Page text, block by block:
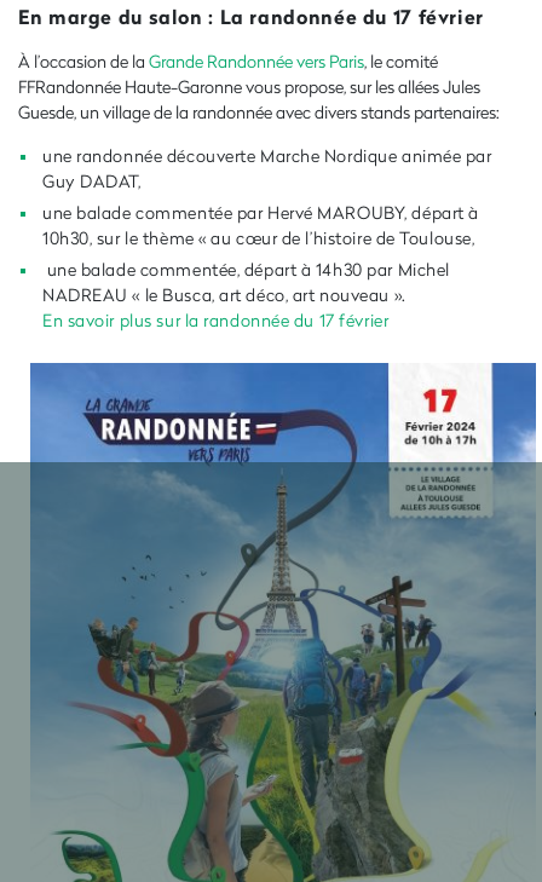
En marge du salon : La randonnée du 17 février
À l’occasion de la Grande Randonnée vers Paris, le comité
FFRandonnée Haute-Garonne vous propose, sur les allées Jules
Guesde, un village de la randonnée avec divers stands partenaires:
une randonnée découverte Marche Nordique animée par
Guy DADAT,
une balade commentée par Hervé MAROUBY, départ à
10h30, sur le thème « au cœur de l’histoire de Toulouse,
une balade commentée, départ à 14h30 par Michel
NADREAU « le Busca, art déco, art nouveau ».
En savoir plus sur la randonnée du 17 février